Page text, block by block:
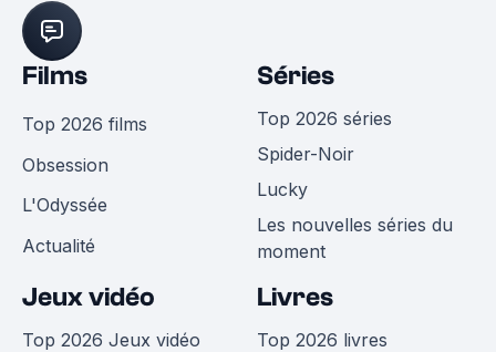
Films
Top 2026 films
Obsession
L'Odyssée
Actualité
Séries
Top 2026 séries
Spider-Noir
Lucky
Les nouvelles séries du
moment
Jeux vidéo
Top 2026 Jeux vidéo
Livres
Top 2026 livres